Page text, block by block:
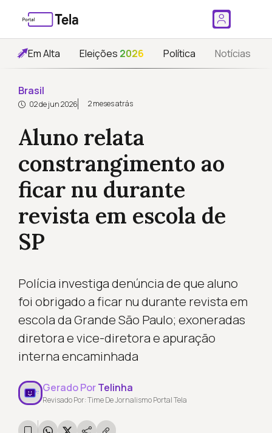
Em Alta Eleições 2026 Política Notícias
Brasil
02 de jun 2026 2 meses atrás
Aluno relata
constrangimento ao
ficar nu durante
revista em escola de
SP
Polícia investiga denúncia de que aluno
foi obrigado a ficar nu durante revista em
escola da Grande São Paulo; exoneradas
diretora e vice-diretora e apuração
interna encaminhada
Gerado PorTelinha
Revisado Por: Time De Jornalismo Portal Tela